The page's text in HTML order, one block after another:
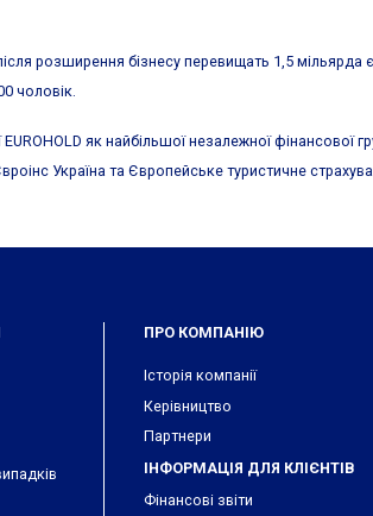
розширення бізнесу перевищать 1,5
чоловік.
як найбільшої незалежної фінансової
Україна та Європейське туристичне
ПРО КОМПАНІЮ
Історія компанії
Керівництво
Партнери
ІНФОРМАЦІЯ ДЛЯ КЛІЄНТІВ
Фінансові звіти